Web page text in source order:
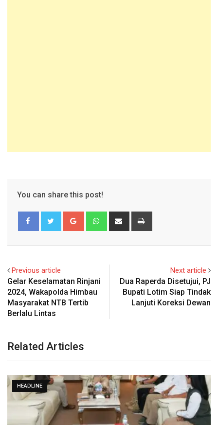
You can share this post!
Google+ WhatsappShare
Previous article
Gelar Keselamatan Rinjani
2024, Wakapolda Himbau
Masyarakat NTB Tertib
Berlalu Lintas
Next article
Dua Raperda Disetujui, PJ
Bupati Lotim Siap Tindak
Lanjuti Koreksi Dewan
Related Articles
HEADLINE